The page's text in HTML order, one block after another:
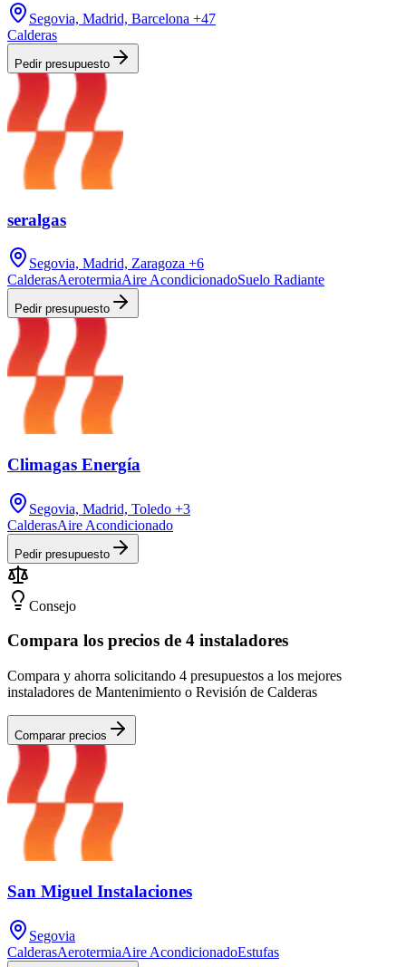
Segovia, Madrid, Barcelona +47
Calderas
Pedir presupuesto
seralgas
Segovia, Madrid, Zaragoza +6
CalderasAerotermiaAire AcondicionadoSuelo Radiante
Pedir presupuesto
Climagas Energía
Segovia, Madrid, Toledo +3
CalderasAire Acondicionado
Pedir presupuesto
Consejo
Compara los precios de 4 instaladores
Compara y ahorra solicitando 4 presupuestos a los mejores
instaladores de Mantenimiento o Revisión de Calderas
Comparar precios
San Miguel Instalaciones
Segovia
CalderasAerotermiaAire AcondicionadoEstufas